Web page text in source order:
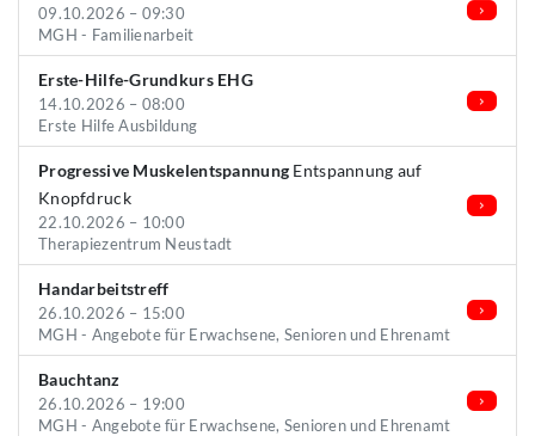
09.10.2026 – 09:30
MGH - Familienarbeit
Erste-Hilfe-Grundkurs EHG
14.10.2026 – 08:00
Erste Hilfe Ausbildung
Progressive Muskelentspannung Entspannung auf
Knopfdruck
22.10.2026 – 10:00
Therapiezentrum Neustadt
Handarbeitstreff
26.10.2026 – 15:00
MGH - Angebote für Erwachsene, Senioren und Ehrenamt
Bauchtanz
26.10.2026 – 19:00
MGH - Angebote für Erwachsene, Senioren und Ehrenamt